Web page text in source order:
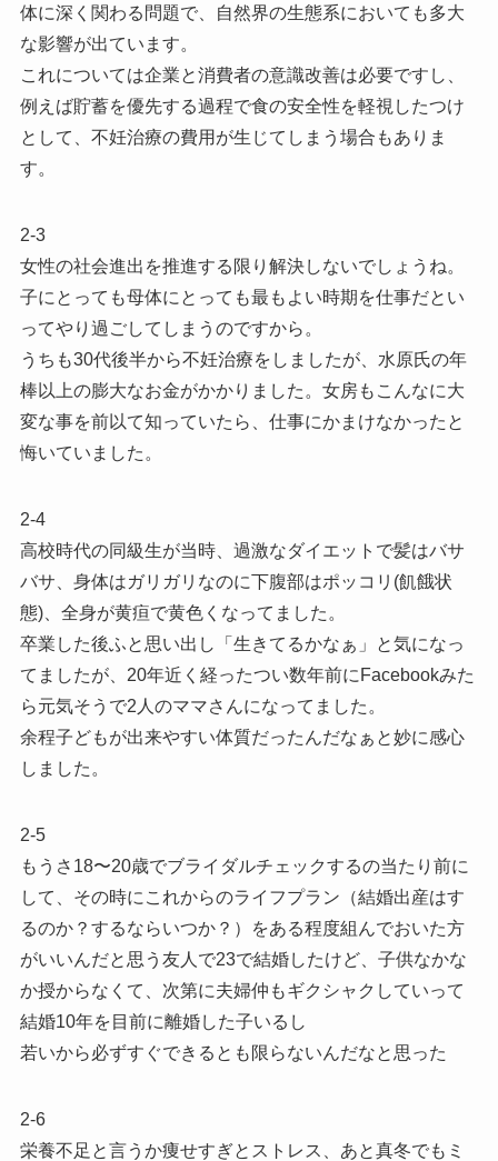
体に深く関わる問題で、自然界の生態系においても多大
な影響が出ています。
これについては企業と消費者の意識改善は必要ですし、
例えば貯蓄を優先する過程で食の安全性を軽視したつけ
として、不妊治療の費用が生じてしまう場合もありま
す。
2-3
女性の社会進出を推進する限り解決しないでしょうね。
子にとっても母体にとっても最もよい時期を仕事だとい
ってやり過ごしてしまうのですから。
うちも30代後半から不妊治療をしましたが、水原氏の年
棒以上の膨大なお金がかかりました。女房もこんなに大
変な事を前以て知っていたら、仕事にかまけなかったと
悔いていました。
2-4
高校時代の同級生が当時、過激なダイエットで髪はバサ
バサ、身体はガリガリなのに下腹部はポッコリ(飢餓状
態)、全身が黄疸で黄色くなってました。
卒業した後ふと思い出し「生きてるかなぁ」と気になっ
てましたが、20年近く経ったつい数年前にFacebookみた
ら元気そうで2人のママさんになってました。
余程子どもが出来やすい体質だったんだなぁと妙に感心
しました。
2-5
もうさ18〜20歳でブライダルチェックするの当たり前に
して、その時にこれからのライフプラン（結婚出産はす
るのか？するならいつか？）をある程度組んでおいた方
がいいんだと思う友人で23で結婚したけど、子供なかな
か授からなくて、次第に夫婦仲もギクシャクしていって
結婚10年を目前に離婚した子いるし
若いから必ずすぐできるとも限らないんだなと思った
2-6
栄養不足と言うか痩せすぎとストレス、あと真冬でもミ